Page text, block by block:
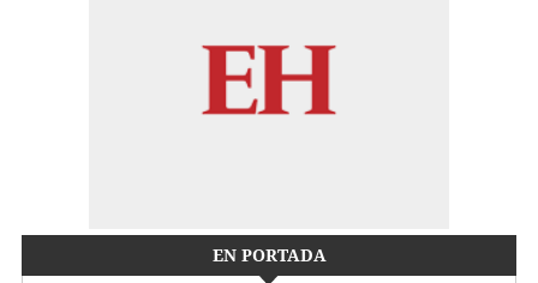
EN PORTADA